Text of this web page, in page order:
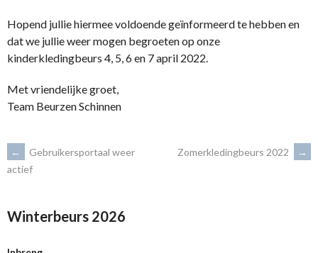
Hopend jullie hiermee voldoende geïnformeerd te hebben en
dat we jullie weer mogen begroeten op onze
kinderkledingbeurs 4, 5, 6 en 7 april 2022.
Met vriendelijke groet,
Team Beurzen Schinnen
BERICHTNAVIGATIE
←
Gebruikersportaal weer
actief
Zomerkledingbeurs 2022 →
Winterbeurs 2026